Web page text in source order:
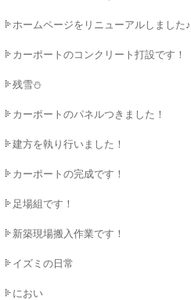
ホームページをリニューアルしました♪
カーポートのコンクリート打設です！
残雪⛄
カーポートのパネルつきました！
建方を執り行いました！
カーポートの完成です！
足場組です！
新築現場搬入作業です！
イズミの日常
におい